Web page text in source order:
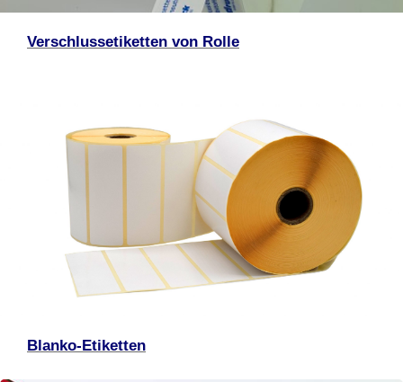
Verschlussetiketten von Rolle
Blanko-Etiketten